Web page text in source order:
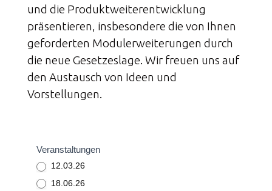
und die Produktweiterentwicklung
präsentieren, insbesondere die von Ihnen
geforderten Modulerweiterungen durch
die neue Gesetzeslage. Wir freuen uns auf
den Austausch von Ideen und
Vorstellungen.
MKG-
Anwendertreffen
2024
Veranstaltungen
12.03.26
18.06.26